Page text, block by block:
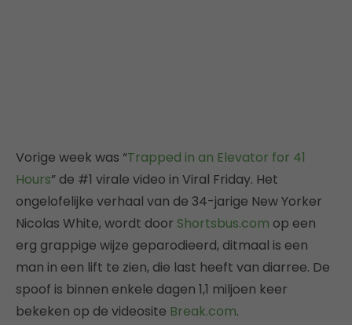
Vorige week was “Trapped in an Elevator for 41
Hours” de #1 virale video in Viral Friday. Het
ongelofelijke verhaal van de 34-jarige New Yorker
Nicolas White, wordt door Shortsbus.com op een
erg grappige wijze geparodieerd, ditmaal is een
man in een lift te zien, die last heeft van diarree. De
spoof is binnen enkele dagen 1,1 miljoen keer
bekeken op de videosite Break.com.